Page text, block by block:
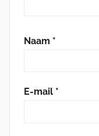
Naam *
E-mail *